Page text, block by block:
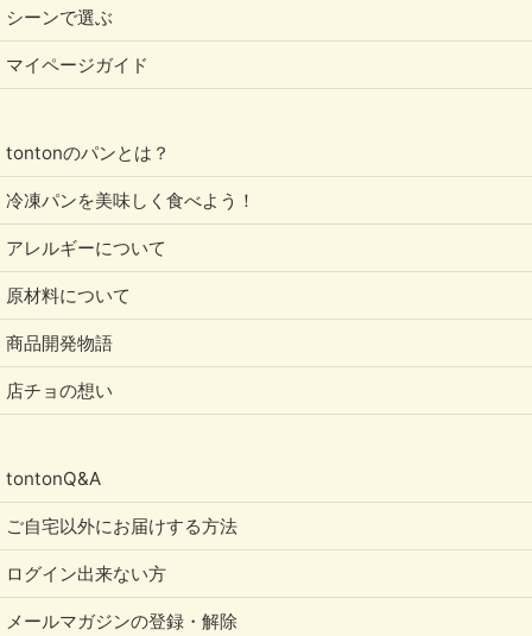
シーンで選ぶ
マイページガイド
tontonのパンとは？
冷凍パンを美味しく食べよう！
アレルギーについて
原材料について
商品開発物語
店チョの想い
tontonQ&A
ご自宅以外にお届けする方法
ログイン出来ない方
メールマガジンの登録・解除